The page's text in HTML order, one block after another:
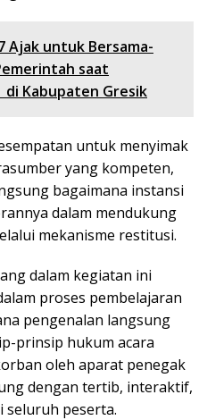
Ajak untuk Bersama-
saat
di Kabupaten Gresik
untuk menyimak
yang kompeten,
bagaimana instansi
dalam mendukung
mekanisme restitusi.
dalam kegiatan ini
proses pembelajaran
pengenalan langsung
prinsip hukum acara
oleh aparat penegak
dengan tertib, interaktif,
seluruh peserta.